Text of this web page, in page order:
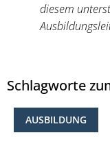
diesem
Schlagworte
AUSBILDUNG